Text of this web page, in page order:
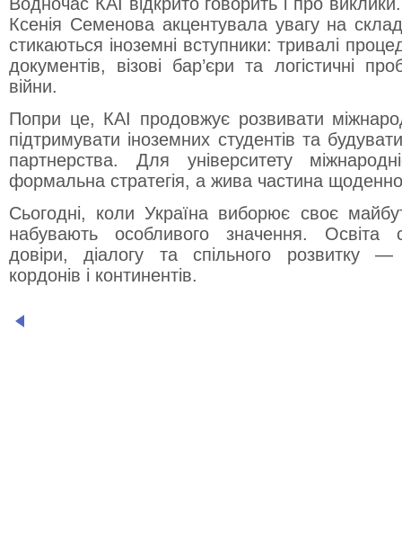
Ксенія Семенова акцентувала увагу на
стикаються іноземні вступники: тривалі
документів, візові бар’єри та логістичні
війни.
Попри це, КАІ продовжує розвивати
підтримувати іноземних студентів та
партнерства. Для університету
формальна стратегія, а жива частина
Сьогодні, коли Україна виборює своє
набувають особливого значення. Освіта
довіри, діалогу та спільного розвитку
кордонів і континентів.